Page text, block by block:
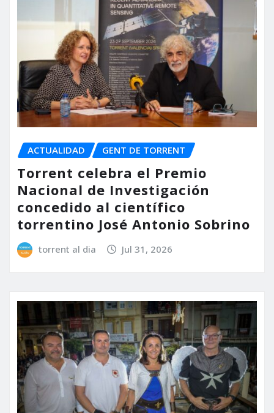
ACTUALIDAD GENT DE TORRENT
Torrent celebra el Premio
Nacional de Investigación
concedido al científico
torrentino José Antonio Sobrino
torrent al dia Jul 31, 2026